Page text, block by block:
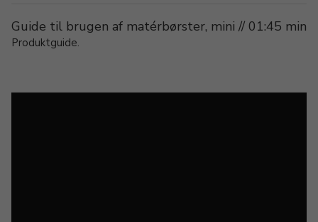
Guide til brugen af matérbørster, mini // 01:45 min
Produktguide.